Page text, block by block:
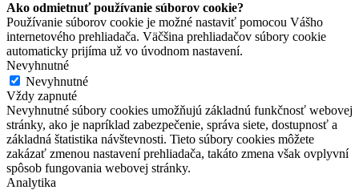
Ako odmietnuť používanie súborov cookie?
Používanie súborov cookie je možné nastaviť pomocou Vášho
internetového prehliadača. Väčšina prehliadačov súbory cookie
automaticky prijíma už vo úvodnom nastavení.
Nevyhnutné
Nevyhnutné
Vždy zapnuté
Nevyhnutné súbory cookies umožňujú základnú funkčnosť webovej
stránky, ako je napríklad zabezpečenie, správa siete, dostupnosť a
základná štatistika návštevnosti. Tieto súbory cookies môžete
zakázať zmenou nastavení prehliadača, takáto zmena však ovplyvní
spôsob fungovania webovej stránky.
Analytika